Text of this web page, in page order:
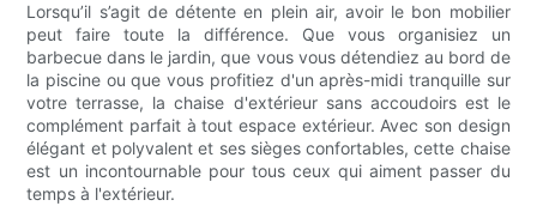
Lorsqu’il s’agit de détente en plein air, avoir le bon mobilier
peut faire toute la différence. Que vous organisiez un
barbecue dans le jardin, que vous vous détendiez au bord de
la piscine ou que vous profitiez d'un après-midi tranquille sur
votre terrasse, la chaise d'extérieur sans accoudoirs est le
complément parfait à tout espace extérieur. Avec son design
élégant et polyvalent et ses sièges confortables, cette chaise
est un incontournable pour tous ceux qui aiment passer du
temps à l'extérieur.